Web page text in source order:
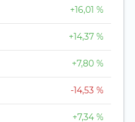
+16,01 %
+14,37 %
+7,80 %
-14,53 %
+7,34 %